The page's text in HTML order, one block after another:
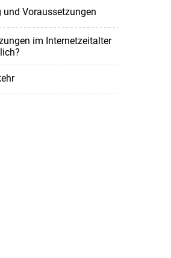
Voraussetzungen
im Internetzeitalter